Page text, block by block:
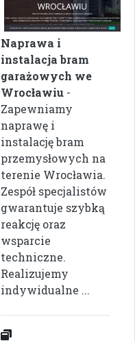
Naprawa i
instalacja bram
garażowych we
Wrocławiu -
Zapewniamy
naprawę i
instalację bram
przemysłowych na
terenie Wrocławia.
Zespół specjalistów
gwarantuje szybką
reakcję oraz
wsparcie
techniczne.
Realizujemy
indywidualne ...